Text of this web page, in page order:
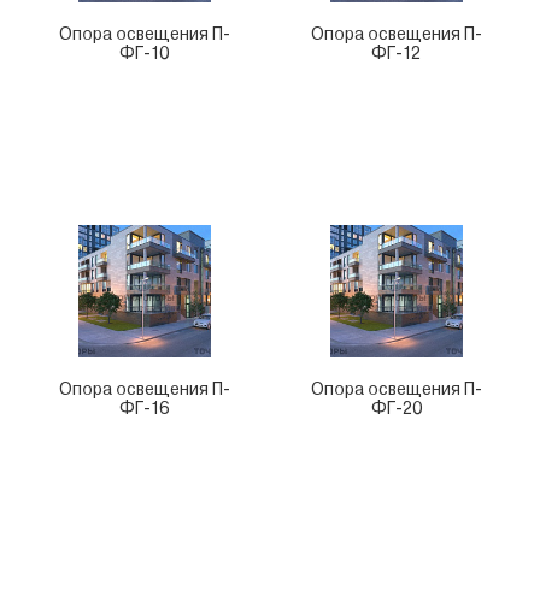
Опора освещения П-
ФГ-10
Опора освещения П-
ФГ-12
Опора освещения П-
ФГ-16
Опора освещения П-
ФГ-20